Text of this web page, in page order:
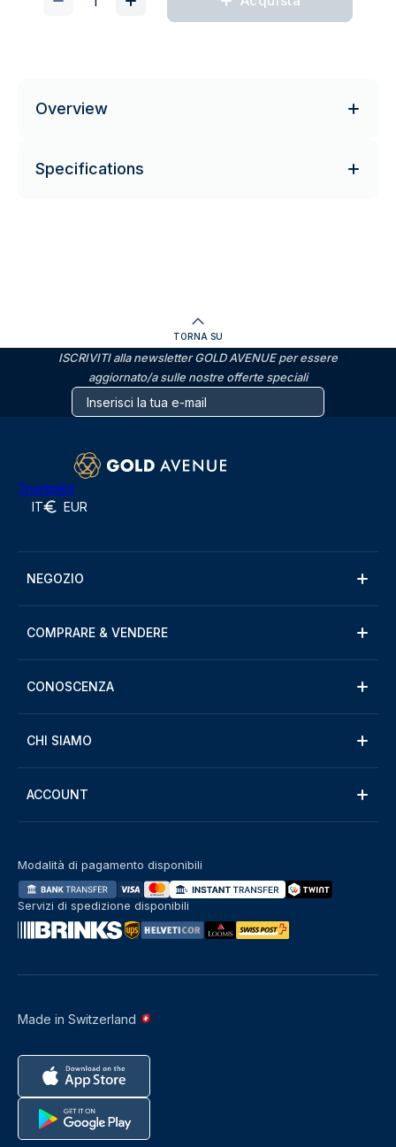
Overview
Specifications
TORNA SU
ISCRIVITI alla newsletter GOLD AVENUE per essere
aggiornato/a sulle nostre offerte speciali
Trustpilot
IT EUR
NEGOZIO
COMPRARE & VENDERE
CONOSCENZA
CHI SIAMO
ACCOUNT
Made in Switzerland
Modalità di pagamento disponibili
Servizi di spedizione disponibili